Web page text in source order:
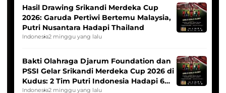
Hasil Drawing Srikandi Merdeka Cup
2026: Garuda Pertiwi Bertemu Malaysia,
Putri Nusantara Hadapi Thailand
Indonesia2 minggu yang lalu
Bakti Olahraga Djarum Foundation dan
PSSI Gelar Srikandi Merdeka Cup 2026 di
Kudus: 2 Tim Putri Indonesia Hadapi 6
Tim Asia
Indonesia2 minggu yang lalu